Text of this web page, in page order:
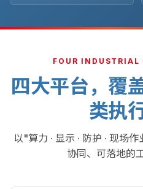
FOUR INDUSTRIAL
四大平台，覆
类执
以"算力 · 显示 · 防护 · 现场
协同、可落地的